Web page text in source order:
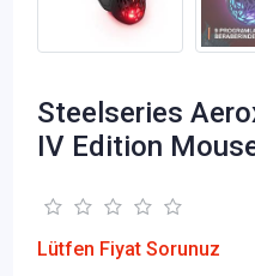
Steelseries
IV Edition
Lütfen Fiyat Sorunuz